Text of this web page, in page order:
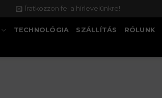
Íratkozzon fel a hírlevelünkre!
TECHNOLÓGIA SZÁLLÍTÁS RÓLUNK